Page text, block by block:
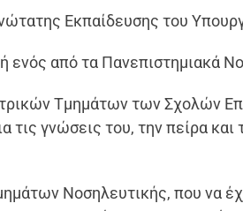
Εκπαίδευσης του
ενός από τα Πανεπιστημιακά
Τμημάτων των Σχολών
τις γνώσεις του, την πείρα
Νοσηλευτικής, που να